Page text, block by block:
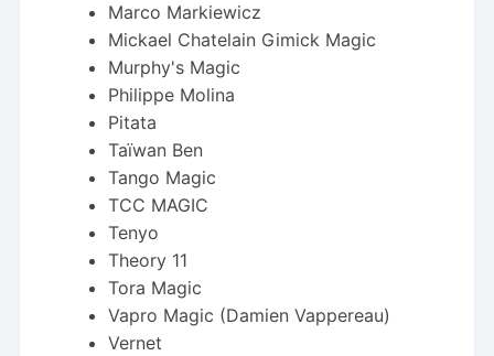
Marco Markiewicz
Mickael Chatelain Gimick Magic
Murphy's Magic
Philippe Molina
Pitata
Taïwan Ben
Tango Magic
TCC MAGIC
Tenyo
Theory 11
Tora Magic
Vapro Magic (Damien Vappereau)
Vernet